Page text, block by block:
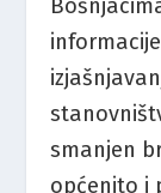
smanjen
općenito i